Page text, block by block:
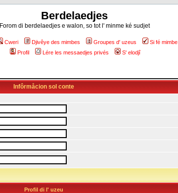
Berdelaedjes
Forom di berdelaedjes e walon, so tot l' minme ké sudjet
Cweri Djivêye des mimbes Groupes d' uzeus
Si fé mimbe
Profil
Lére les messaedjes privés S' elodjî
Infôrmåcion sol conte
Profil di l' uzeu